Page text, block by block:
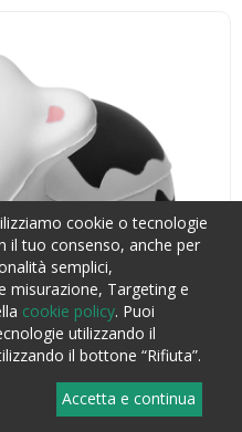
cookie o tecnologie
il tuo consenso, anche per
semplici,
misurazione, Targeting e
cookie policy. Puoi
utilizzando il
il bottone “Rifiuta”.
Accetta e continua